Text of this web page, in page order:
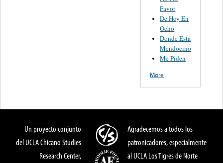
Favor
De Hoy En
Ocho
Donde Esta
Mendocino
Me Piden
More
Un proyecto conjunto
del UCLA Chicano Studies
Research Center,
Agradecemos a todos los
patronicadores, especialmente
al UCLA Los Tigres de Norte